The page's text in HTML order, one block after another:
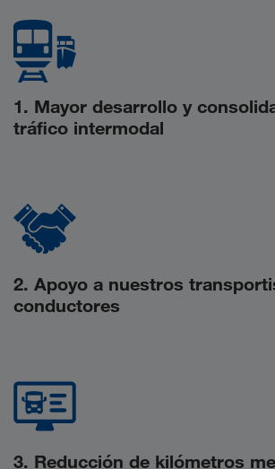
1. Mayor desarrollo y
tráfico intermodal
2. Apoyo a nuestros
conductores
3. Reducción de kilómetros